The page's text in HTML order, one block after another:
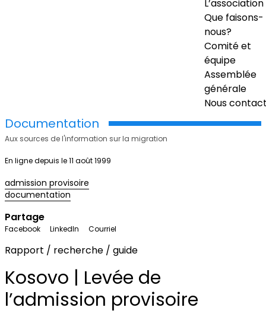
L’association
Que faisons-
nous?
Comité et
équipe
Assemblée
générale
Nous
Documentation
Aux sources de l'information sur la migration
En ligne depuis le 11 août 1999
admission provisoire
documentation
Partage
Facebook LinkedIn Courriel
Rapport / recherche / guide
Kosovo | Levée de
l’admission provisoire